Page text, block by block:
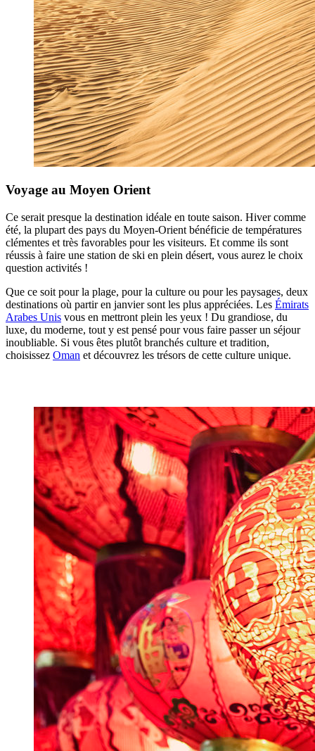
Voyage au Moyen Orient
Ce serait presque la destination idéale en toute saison. Hiver comme
été, la plupart des pays du Moyen-Orient bénéficie de températures
clémentes et très favorables pour les visiteurs. Et comme ils sont
réussis à faire une station de ski en plein désert, vous aurez le choix
question activités !
Que ce soit pour la plage, pour la culture ou pour les paysages, deux
destinations où partir en janvier sont les plus appréciées. Les Émirats
Arabes Unis vous en mettront plein les yeux ! Du grandiose, du
luxe, du moderne, tout y est pensé pour vous faire passer un séjour
inoubliable. Si vous êtes plutôt branchés culture et tradition,
choisissez Oman et découvrez les trésors de cette culture unique.